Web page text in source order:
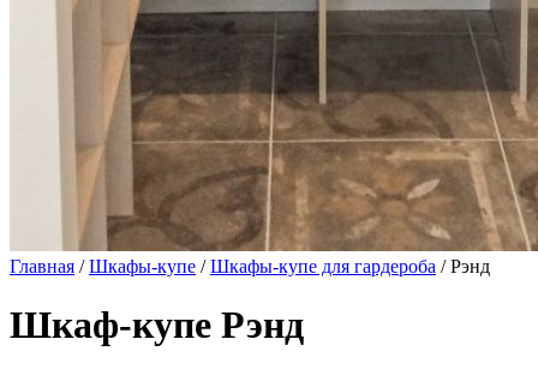
Главная /Шкафы-купе /Шкафы-купе для гардероба / Рэнд
Шкаф-купе Рэнд